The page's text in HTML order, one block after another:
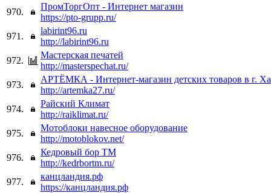
970.
ПромТоргОпт - Интернет магазин
https://pto-grupp.ru/
971.
labirint96.ru
http://labirint96.ru
972.
Мастерская печатей
http://masterspechat.ru/
973.
АРТЁМКА - Интернет-магазин детских товаров в г.
http://artemka27.ru/
974.
Райский Климат
http://raiklimat.ru/
975.
Мотоблоки навесное оборудование
http://motoblokov.net/
976.
Кедровый бор ТМ
http://kedrbortm.ru/
977.
канцландия.рф
https://канцландия.рф